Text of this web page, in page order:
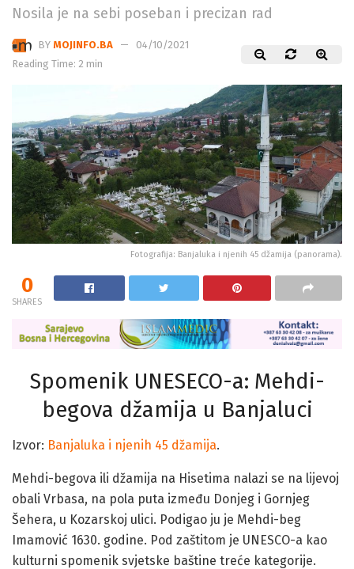
Nosila je na sebi poseban i precizan rad
BY MOJINFO.BA
04/10/2021
Reading Time: 2 min
Fotografija: Banjaluka i njenih 45 džamija (panorama).
0
SHARES
Spomenik UNESECO-a: Mehdi-
begova džamija u Banjaluci
Izvor: Banjaluka i njenih 45 džamija.
Mehdi-begova ili džamija na Hisetima nalazi se na lijevoj
obali Vrbasa, na pola puta između Donjeg i Gornjeg
Šehera, u Kozarskoj ulici. Podigao ju je Mehdi-beg
Imamović 1630. godine. Pod zaštitom je UNESCO-a kao
kulturni spomenik svjetske baštine treće kategorije.